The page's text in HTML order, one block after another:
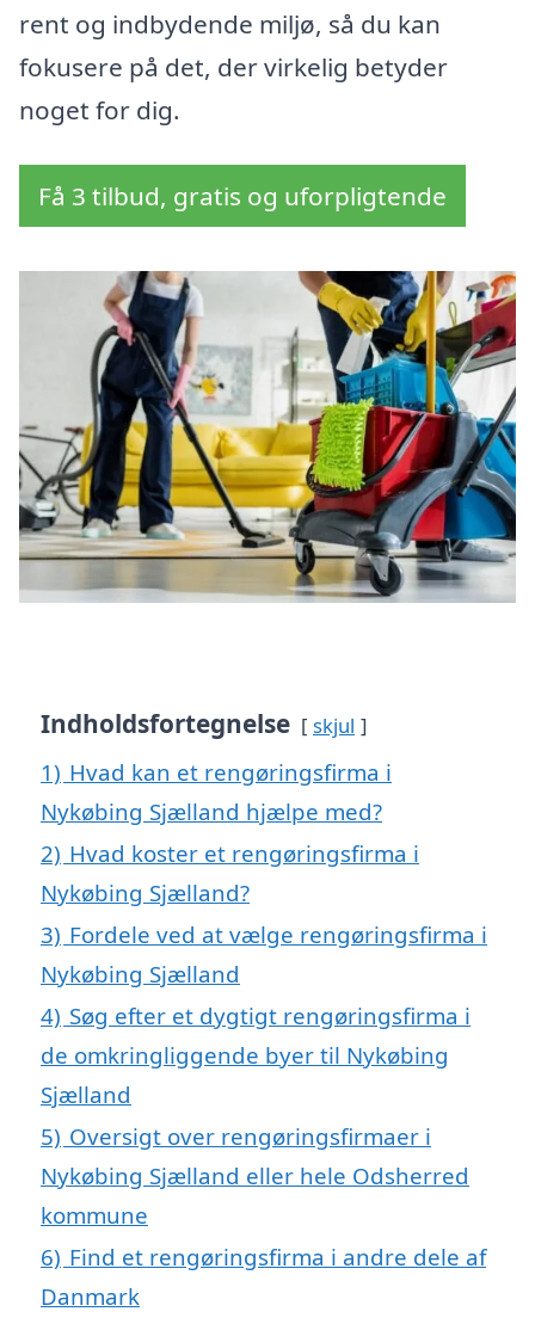
rent og indbydende miljø, så du kan
fokusere på det, der virkelig betyder
noget for dig.
Få 3 tilbud, gratis og uforpligtende
Indholdsfortegnelse skjul
1) Hvad kan et rengøringsfirma i
Nykøbing Sjælland hjælpe med?
2) Hvad koster et rengøringsfirma i
Nykøbing Sjælland?
3) Fordele ved at vælge rengøringsfirma i
Nykøbing Sjælland
4) Søg efter et dygtigt rengøringsfirma i
de omkringliggende byer til Nykøbing
Sjælland
5) Oversigt over rengøringsfirmaer i
Nykøbing Sjælland eller hele Odsherred
kommune
6) Find et rengøringsfirma i andre dele af
Danmark